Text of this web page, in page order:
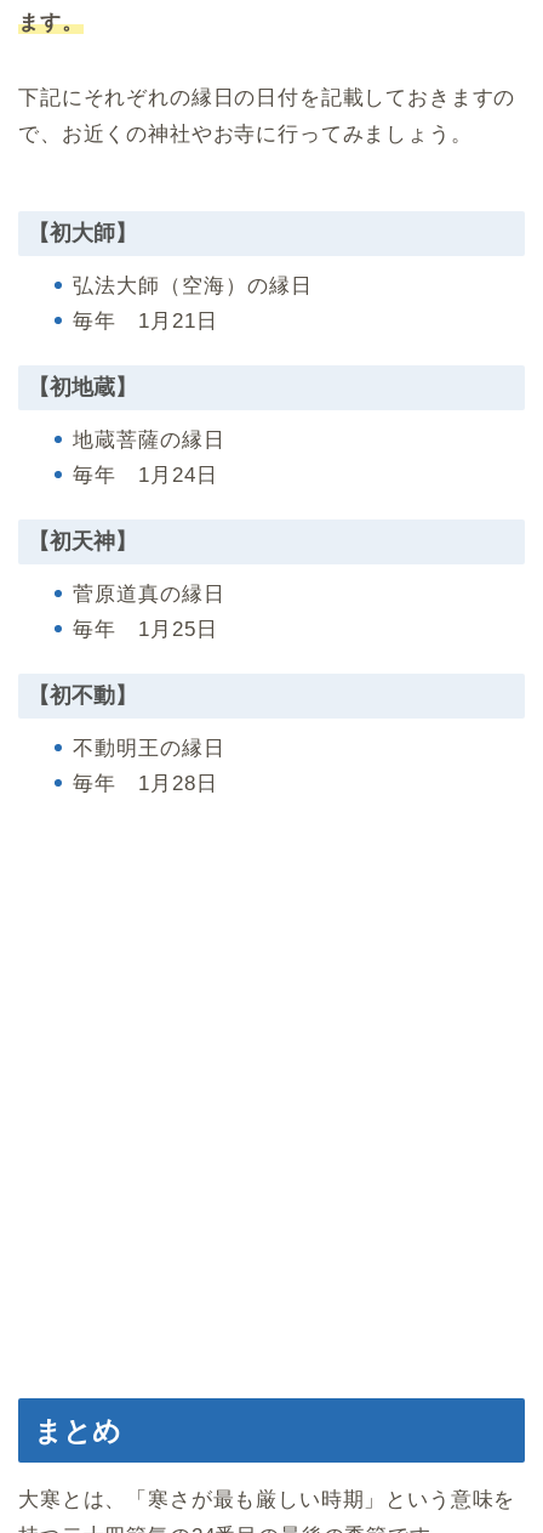
ます。
下記にそれぞれの縁日の日付を記載しておきますの
で、お近くの神社やお寺に行ってみましょう。
【初大師】
弘法大師（空海）の縁日
毎年 1月21日
【初地蔵】
地蔵菩薩の縁日
毎年 1月24日
【初天神】
菅原道真の縁日
毎年 1月25日
【初不動】
不動明王の縁日
毎年 1月28日
まとめ
大寒とは、「寒さが最も厳しい時期」という意味を